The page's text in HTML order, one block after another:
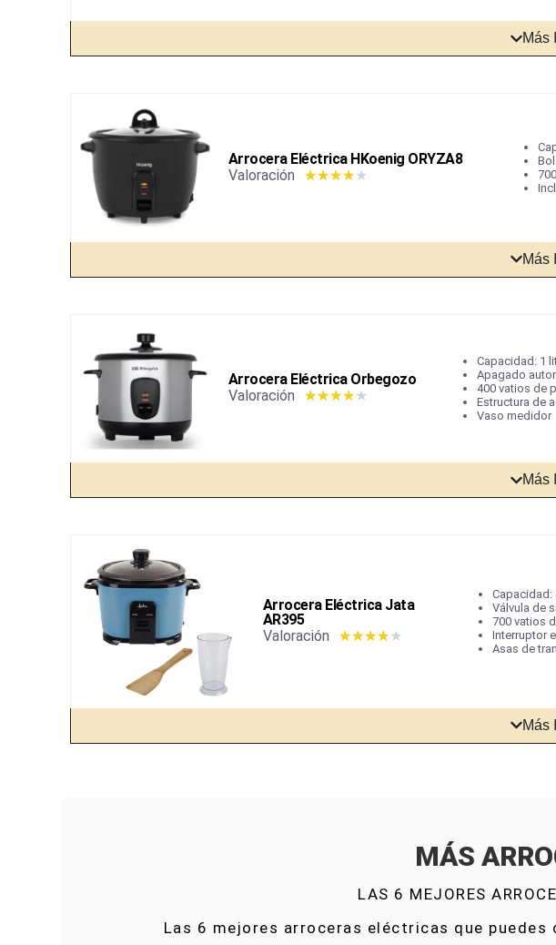
Más
Arrocera Eléctrica HKoenig ORYZA8
Valoración
★★★★★
Más
Arrocera Eléctrica Orbegozo
Valoración
★★★★★
Capacidad: 1
Apagado
400 vatios de
Estructura de
Vaso medidor
Más
Arrocera Eléctrica Jata
AR395
Valoración
★★★★★
Capacidad:
Válvula de
700 vatios
Interruptor
Asas de
Más
MÁS
LAS 6 MEJORES
Las 6 mejores arroceras eléctricas que